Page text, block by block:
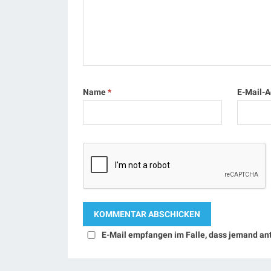
Name* E-Mail-
E-Mail empfangen im Falle, dass jemand